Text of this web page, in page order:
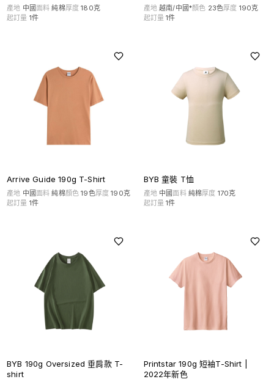
產地 中國面料 純棉厚度 180克
起訂量 1件
產地 越南/中國*顏色 23色厚度 190克
起訂量 1件
Arrive Guide 190g T-Shirt
產地 中國面料 純棉顏色 19色厚度 190克
起訂量 1件
BYB 童裝 T恤
產地 中國面料 純棉厚度 170克
起訂量 1件
BYB 190g Oversized 垂肩款 T-
shirt
Printstar 190g 短袖T-Shirt |
2022年新色